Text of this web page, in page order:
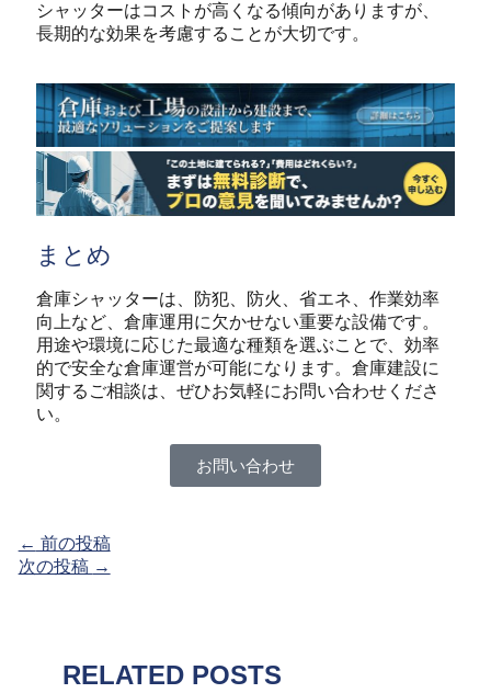
シャッターはコストが高くなる傾向がありますが、
長期的な効果を考慮することが大切です。
まとめ
倉庫シャッターは、防犯、防火、省エネ、作業効率
向上など、倉庫運用に欠かせない重要な設備です。
用途や環境に応じた最適な種類を選ぶことで、効率
的で安全な倉庫運営が可能になります。倉庫建設に
関するご相談は、ぜひお気軽にお問い合わせくださ
い。
お問い合わせ
← 前の投稿
次の投稿 →
RELATED POSTS